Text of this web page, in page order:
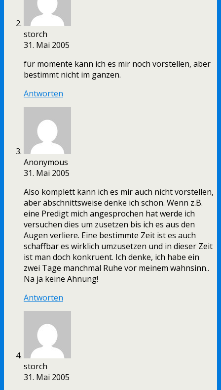
storch
31. Mai 2005
für momente kann ich es mir noch vorstellen, aber
bestimmt nicht im ganzen.
Antworten
Anonymous
31. Mai 2005
Also komplett kann ich es mir auch nicht vorstellen,
aber abschnittsweise denke ich schon. Wenn z.B.
eine Predigt mich angesprochen hat werde ich
versuchen dies um zusetzen bis ich es aus den
Augen verliere. Eine bestimmte Zeit ist es auch
schaffbar es wirklich umzusetzen und in dieser Zeit
ist man doch konkruent. Ich denke, ich habe ein
zwei Tage manchmal Ruhe vor meinem wahnsinn..
Na ja keine Ahnung!
Antworten
storch
31. Mai 2005